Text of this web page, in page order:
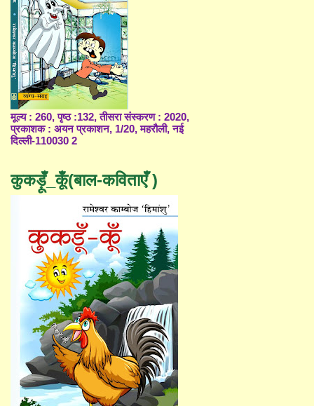
मूल्य : 260, पृष्ठ :132, तीसरा संस्करण : 2020,
प्रकाशक : अयन प्रकाशन, 1/20, महरौली, नई
दिल्ली-110030 2
कुकड़ूँ_कूँ(बाल-कविताएँ )